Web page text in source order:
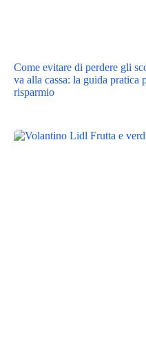
Come evitare di perdere gli
va alla cassa: la guida pratica
risparmio